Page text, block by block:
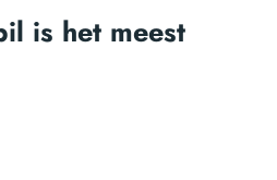
is het meest